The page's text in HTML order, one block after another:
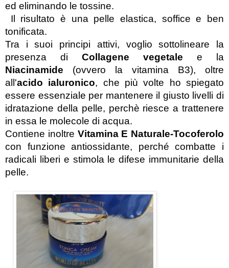
ed eliminando le tossine.
Il risultato è una pelle elastica, soffice e ben
tonificata.
Tra i suoi principi attivi, voglio sottolineare la
presenza di Collagene vegetale
Niacinamide (ovvero la vitamina B3), oltre
all'acido ialuronico, che più volte ho spiegato
essere essenziale per mantenere il giusto livelli di
idratazione della pelle, perchè riesce a trattenere
in essa le molecole di acqua.
Contiene inoltre Vitamina E Naturale-Tocoferolo
con funzione antiossidante, perché combatte i
radicali liberi e stimola le difese immunitarie della
pelle.